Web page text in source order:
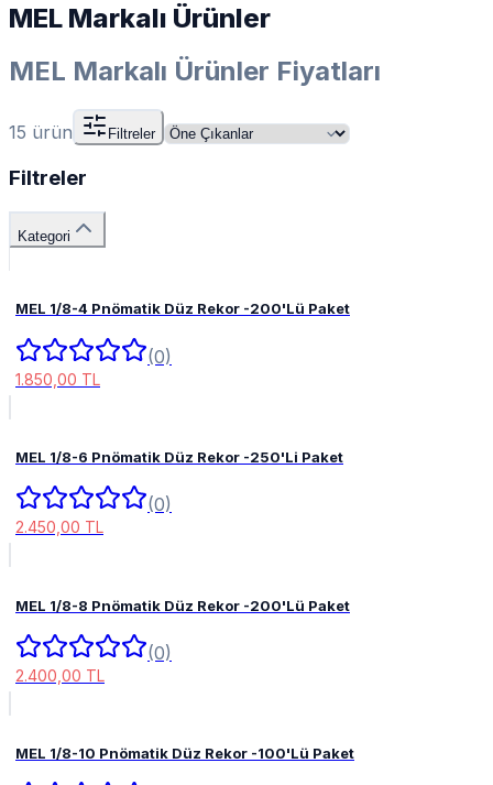
MEL Markalı Ürünler
MEL Markalı Ürünler Fiyatları
15 ürün Filtreler
Filtreler
Kategori
MEL 1/8-4 Pnömatik Düz Rekor -200'Lü Paket
(0)
1.850,00 TL
MEL 1/8-6 Pnömatik Düz Rekor -250'Li Paket
(0)
2.450,00 TL
MEL 1/8-8 Pnömatik Düz Rekor -200'Lü Paket
(0)
2.400,00 TL
MEL 1/8-10 Pnömatik Düz Rekor -100'Lü Paket